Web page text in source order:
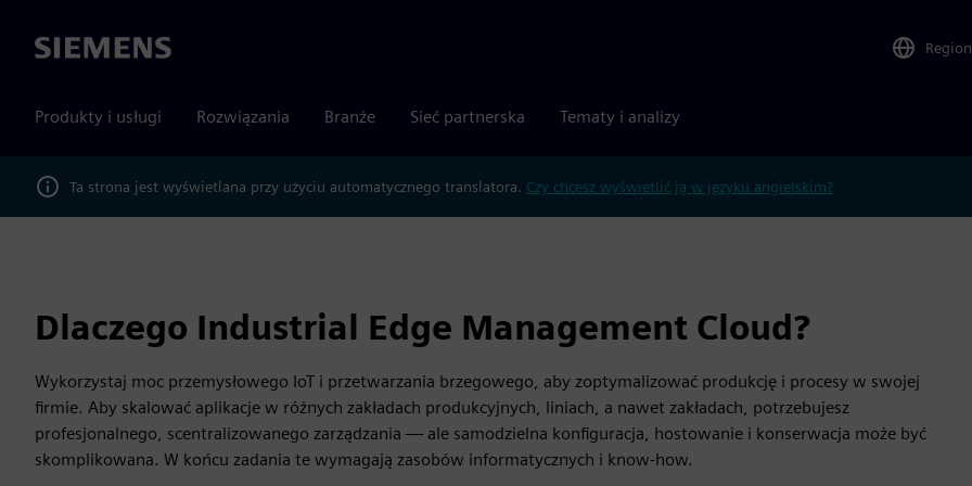
Siemens Region
Produkty i usługi Rozwiązania Branże Sieć partnerska Tematy i analizy
Ta strona jest wyświetlana przy użyciu automatycznego translatora. Czy chcesz wyświetlić ją w języku angielskim?
Dlaczego Industrial Edge Management Cloud?
Wykorzystaj moc przemysłowego IoT i przetwarzania brzegowego, aby zoptymalizować produkcję i procesy w swojej
firmie. Aby skalować aplikacje w różnych zakładach produkcyjnych, liniach, a nawet zakładach, potrzebujesz
profesjonalnego, scentralizowanego zarządzania — ale samodzielna konfiguracja, hostowanie i konserwacja może być
skomplikowana. W końcu zadania te wymagają zasobów informatycznych i know-how.